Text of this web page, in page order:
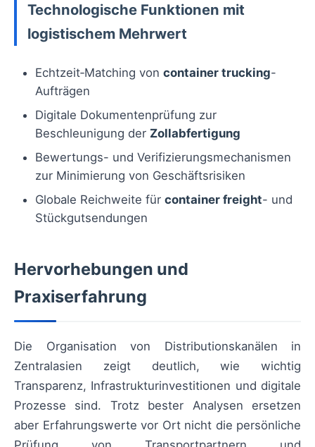
Technologische Funktionen mit
logistischem Mehrwert
Echtzeit‑Matching von container trucking-
Aufträgen
Digitale Dokumentenprüfung zur
Beschleunigung der Zollabfertigung
Bewertungs- und Verifizierungsmechanismen
zur Minimierung von Geschäftsrisiken
Globale Reichweite für container freight- und
Stückgutsendungen
Hervorhebungen und
Praxiserfahrung
Die Organisation von Distributionskanälen in
Zentralasien zeigt deutlich, wie wichtig
Transparenz, Infrastrukturinvestitionen und digitale
Prozesse sind. Trotz bester Analysen ersetzen
aber Erfahrungswerte vor Ort nicht die persönliche